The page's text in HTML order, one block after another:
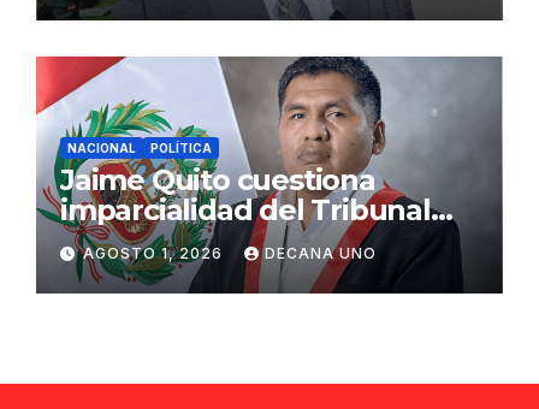
NACIONAL POLÍTICA
Jaime Quito cuestiona
imparcialidad del Tribunal
Constitucional tras liberación
de Ollanta Humala
AGOSTO 1, 2026 DECANA UNO